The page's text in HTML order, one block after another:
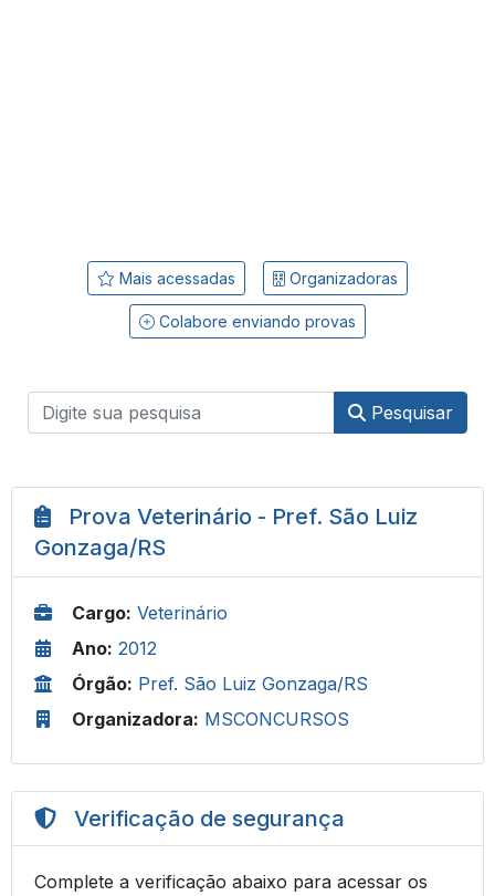
Mais acessadas Organizadoras
Colabore enviando provas
Pesquisar
Prova Veterinário - Pref. São Luiz
Gonzaga/RS
Cargo: Veterinário
Ano: 2012
Órgão: Pref. São Luiz Gonzaga/RS
Organizadora: MSCONCURSOS
Verificação de segurança
Complete a verificação abaixo para acessar os